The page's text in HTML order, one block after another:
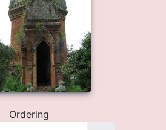
Ordering